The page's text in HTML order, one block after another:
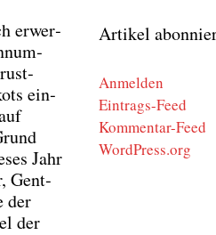
erwer­
ein­
Jahr
Gent­
der
der
Artikel
Anmelden
Eintrags-Feed
Kommentar-Feed
WordPress.org